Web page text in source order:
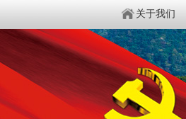
关于我们